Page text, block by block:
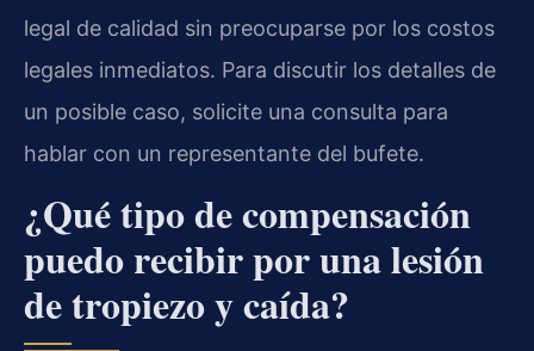
legal de calidad sin preocuparse por los costos
legales inmediatos. Para discutir los detalles de
un posible caso, solicite una consulta para
hablar con un representante del bufete.
¿Qué tipo de compensación
puedo recibir por una lesión
de tropiezo y caída?